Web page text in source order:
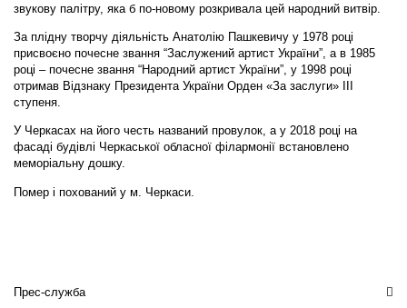
звукову палітру, яка б по-новому розкривала цей народний витвір.
За плідну творчу діяльність Анатолію Пашкевичу у 1978 році
присвоєно почесне звання “Заслужений артист України”, а в 1985
році – почесне звання “Народний артист України”, у 1998 році
отримав Відзнаку Президента України Орден «За заслуги» ІІІ
ступеня.
У Черкасах на його честь названий провулок, а у 2018 році на
фасаді будівлі Черкаської обласної філармонії встановлено
меморіальну дошку.
Помер і похований у м. Черкаси.
Прес-служба